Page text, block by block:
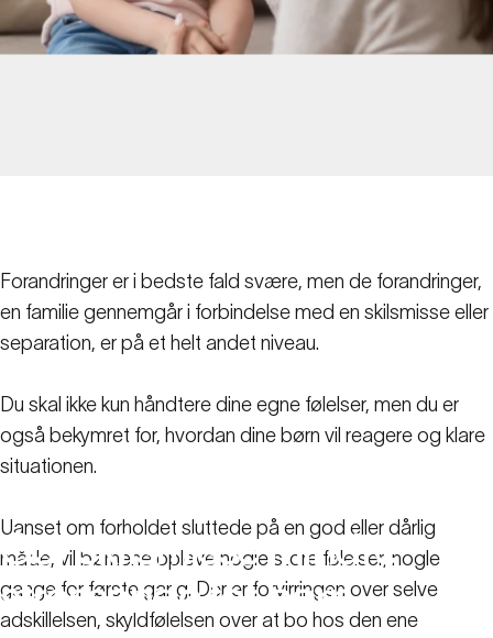
Gørskilsmissemindre
stressendeforbørn
Forandringer er i bedste fald svære, men de forandringer,
en familie gennemgår i forbindelse med en skilsmisse eller
separation, er på et helt andet niveau.
Du skal ikke kun håndtere dine egne følelser, men du er
også bekymret for, hvordan dine børn vil reagere og klare
situationen.
Uanset om forholdet sluttede på en god eller dårlig
måde, vil børnene opleve nogle store følelser, nogle
gange for første gang. Der er forvirringen over selve
adskillelsen, skyldfølelsen over at bo hos den ene